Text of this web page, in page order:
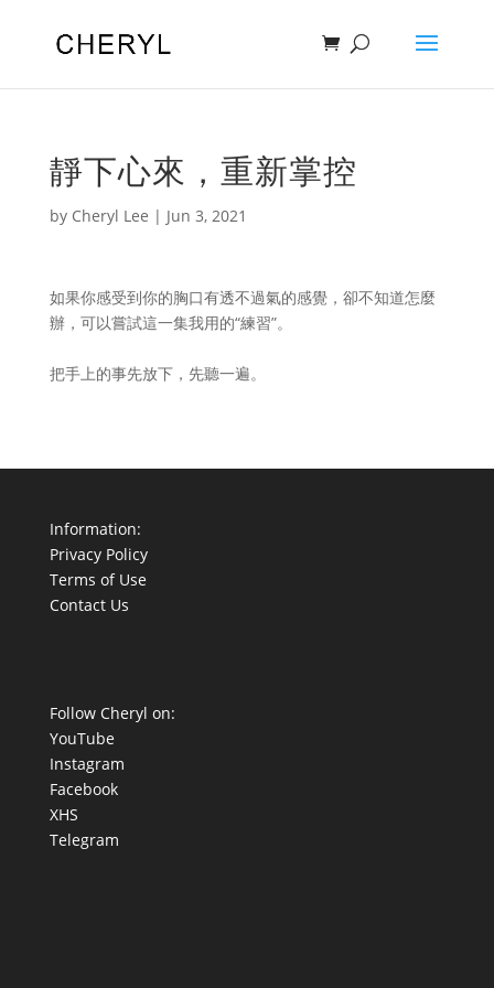
靜下心來，重新掌控
by Cheryl Lee | Jun 3, 2021
如果你感受到你的胸口有透不過氣的感覺，卻不知道怎麼
辦，可以嘗試這一集我用的“練習”。
把手上的事先放下，先聽一遍。
Information:
Privacy Policy
Terms of Use
Contact Us
Follow Cheryl on:
YouTube
Instagram
Facebook
XHS
Telegram